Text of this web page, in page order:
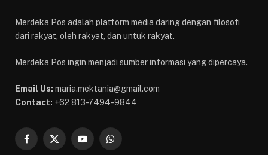
Merdeka Pos adalah platform media daring dengan filosofi
dari rakyat, oleh rakyat, dan untuk rakyat.
Merdeka Pos ingin menjadi sumber informasi yang dipercaya.
Email Us: maria.mektania@gmail.com
Contact: +62 813-7494-9844
Facebook
X
YouTubeWhatsApp